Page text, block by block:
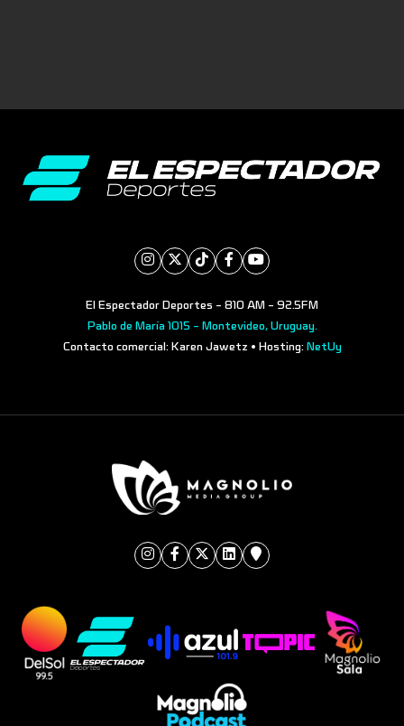
El Espectador Deportes - 810 AM - 92.5FM
Pablo de María 1015 - Montevideo, Uruguay.
Contacto comercial: Karen Jawetz • Hosting: NetUy